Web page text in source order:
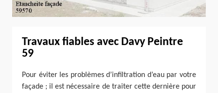
Travaux fiables avec Davy Peintre
59
Pour éviter les problèmes d’infiltration d’eau par votre
façade ; il est nécessaire de traiter cette dernière pour